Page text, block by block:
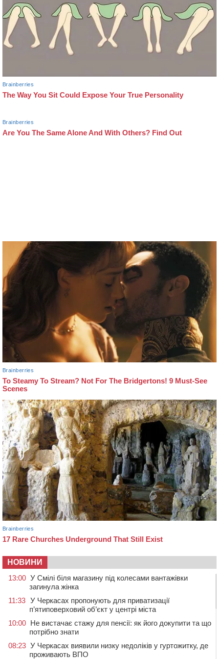
НОВИНИ
13:00 У Смілі біля магазину під колесами вантажівки
загинула жінка
11:33 У Черкасах пропонують для приватизації
п’ятиповерховий об’єкт у центрі міста
10:00 Не вистачає стажу для пенсії: як його докупити та що
потрібно знати
08:23 У Черкасах виявили низку недоліків у гуртожитку, де
проживають ВПО